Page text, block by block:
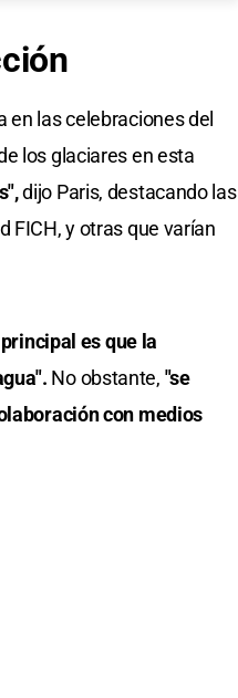
en las celebraciones del
los glaciares en esta
dijo Paris, destacando las
FICH, y otras que varían
es que la
No obstante, "se
con medios